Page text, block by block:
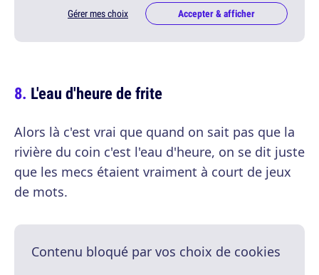
Gérer mes choix Accepter & afficher
L'eau d'heure de frite
Alors là c'est vrai que quand on sait pas que la
rivière du coin c'est l'eau d'heure, on se dit juste
que les mecs étaient vraiment à court de jeux
de mots.
Contenu bloqué par vos choix de cookies